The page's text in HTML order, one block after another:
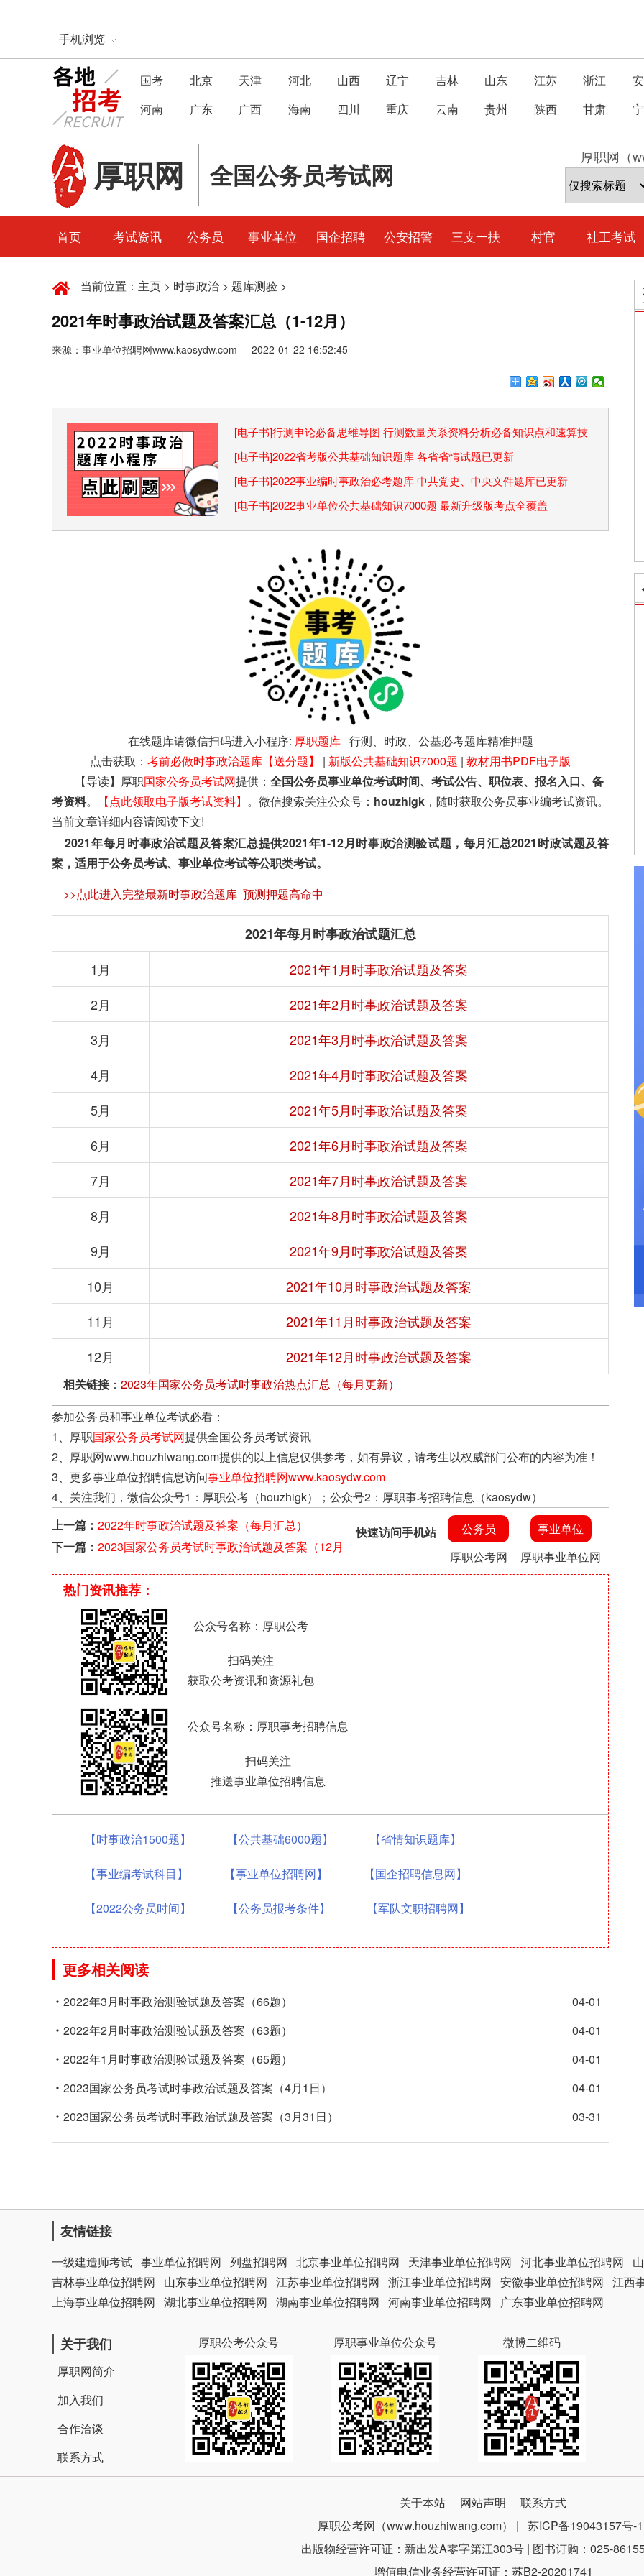
手机浏览
国考 北京 天津 河北 山西 辽宁 吉林 山东 江苏 浙江
河南
广东 广西 海南 四川 重庆 云南 贵州 陕西 甘肃
厚职网 全国公务员考试网
厚职网（
首页 考试资讯 公务员 事业单位 国企招聘 公安招警 三支一扶 村官 社工考试
当前位置： 主页 > 时事政治 > 题库测验 >
2021年时事政治试题及答案汇总（1-12月）
来源：事业单位招聘网www.kaosydw.com 2022-01-22 16:52:45
[电子书]行测申论必备思维导图 行测数量关系资料分析必备知识点和速算技
巧
[电子书]2022省考版公共基础知识题库 各省省情试题已更新
[电子书]2022事业编时事政治必考题库 中共党史、中央文件题库已更新
[电子书]2022事业单位公共基础知识7000题 最新升级版考点全覆盖
在线题库请微信扫码进入小程序: 厚职题库行测、时政、公基必考题库精准押题
点击获取： 考前必做时事政治题库【送分题】 | 新版公共基础知识7000题 | 教材用书PDF电子版
【导读】厚职国家公务员考试网提供： 全国公务员事业单位考试时间、考试公告、职位表、报名入口、备
考资料。 【点此领取电子版考试资料】 。微信搜索关注公众号： houzhigk ，随时获取公务员事业编考试资讯。
当前文章详细内容请阅读下文!
2021年每月时事政治试题及答案汇总提供2021年1-12月时事政治测验试题，每月汇总2021时政试题及答
案，适用于公务员考试、事业单位考试等公职类考试。
>>点此进入完整最新时事政治题库 预测押题高命中
2021年每月时事政治试题汇总
1月
2021年1月时事政治试题及答案
2月
2021年2月时事政治试题及答案
3月
2021年3月时事政治试题及答案
4月
2021年4月时事政治试题及答案
5月
2021年5月时事政治试题及答案
6月
2021年6月时事政治试题及答案
7月
2021年7月时事政治试题及答案
8月
2021年8月时事政治试题及答案
9月
2021年9月时事政治试题及答案
10月
2021年10月时事政治试题及答案
11月
2021年11月时事政治试题及答案
12月
2021年12月时事政治试题及答案
相关链接： 2023年国家公务员考试时事政治热点汇总（每月更新）
参加公务员和事业单位考试必看：
1、厚职国家公务员考试网提供全国公务员考试资讯
2、厚职网www.houzhiwang.com提供的以上信息仅供参考，如有异议，请考生以权威部门公布的内容为准！
3、更多事业单位招聘信息访问事业单位招聘网www.kaosydw.com
4、关注我们，微信公众号1：厚职公考（houzhigk）；公众号2：厚职事考招聘信息（kaosydw）
上一篇： 2022年时事政治试题及答案（每月汇总）
下一篇： 2023国家公务员考试时事政治试题及答案（12月
快速访问手机站
公务员
厚职公考网
事业单位
厚职事业单位网
热门资讯推荐：
公众号名称：厚职公考
扫码关注
获取公考资讯和资源礼包
公众号名称：厚职事考招聘信息
扫码关注
推送事业单位招聘信息
【时事政治1500题】 【公共基础6000题】 【省情知识题库】
【事业编考试科目】 【事业单位招聘网】 【国企招聘信息网】
【2022公务员时间】 【公务员报考条件】 【军队文职招聘网】
更多相关阅读
2022年3月时事政治测验试题及答案（66题）
04-01
2022年2月时事政治测验试题及答案（63题）
04-01
2022年1月时事政治测验试题及答案（65题）
04-01
2023国家公务员考试时事政治试题及答案（4月1日）
04-01
2023国家公务员考试时事政治试题及答案（3月31日）
03-31
友情链接
一级建造师考试 事业单位招聘网 列盘招聘网 北京事业单位招聘网 天津事业单位招聘网 河北事业单位招聘网
吉林事业单位招聘网
山东事业单位招聘网 江苏事业单位招聘网 浙江事业单位招聘网 安徽事业单位招聘网 江西
上海事业单位招聘网 湖北事业单位招聘网 湖南事业单位招聘网 河南事业单位招聘网 广东事业单位招聘网
关于我们
厚职网简介
加入我们
合作洽谈
联系方式
厚职公考公众号 厚职事业单位公众号 微博二维码
关于本站 网站声明
联系方式
厚职公考网（www.houzhiwang.com） | 苏ICP备19043157号-1
出版物经营许可证：新出发A零字第江303号 | 图书订购：025-
增值电信业务经营许可证：苏B2-20201741